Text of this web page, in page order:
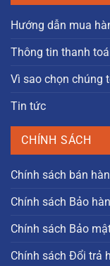
Hướng dẫn mua
Thông tin thanh
Vì sao chọn chúng
Tin tức
CHÍNH SÁCH
Chính sách bán
Chính sách Bảo
Chính sách Bảo
Chính sách Đổi trả